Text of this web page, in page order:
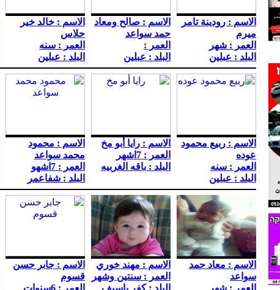
الاسم : رودينة تامر
ميرم
العمر : شهر
البلد : عبلين
الاسم : صالح ومعاد
حمد سواعد
العمر :
البلد : عبلين
الاسم : خالد خير
حلاس
العمر : سنه
البلد : عبلين
الاسم : ربيع محمود
عوده
العمر : سنه
البلد : عبلين
الاسم : رايا أبو مخ
العمر : 7اشهر
البلد : باقه الغربيه
الاسم : محمود
محمد سواعد
العمر : 7اشهو
البلد : شفاعمر
الاسم : معاد حمد
سواعد
العمر : شهر
الاسم : مهند خوري
العمر : سنتين وشهر
البلد : كفر ياسيف
الاسم : جابر حسن
قسوم
العمر : 6سنوات